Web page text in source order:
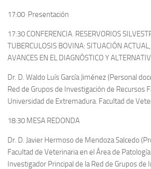
17:00 Presentación
17:30 CONFERENCIA. RESERVORIOS
TUBERCULOSIS BOVINA: SITUACIÓN ACTUAL,
AVANCES EN EL DIAGNÓSTICO Y
Dr. D. Waldo Luís García Jiménez(Personal
Red de Grupos de Investigación de Recursos
Universidad de Extremadura. Facultad de
18:30 MESA REDONDA
Dr. D. Javier Hermoso de Mendoza Salcedo
Facultad de Veterinaria en el Área de
Investigador Principal de la Red de Grupos de